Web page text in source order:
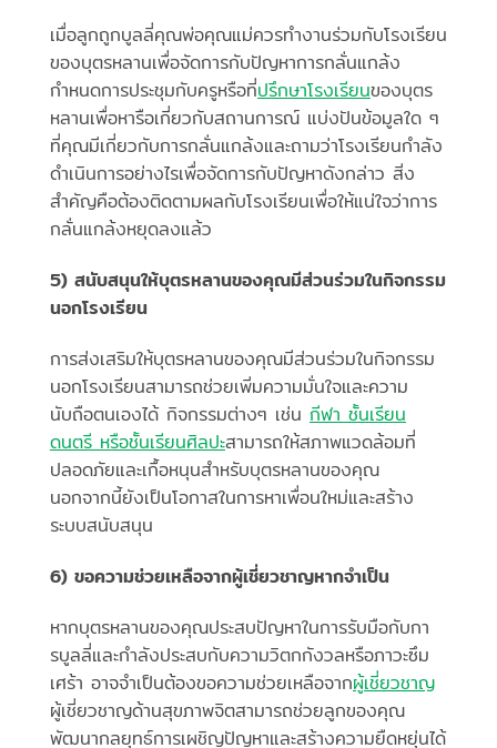
เมื่อลูกถูกบูลลี่คุณพ่อคุณแม่ควรทำงานร่วมกับโรงเรียน
ของบุตรหลานเพื่อจัดการกับปัญหาการกลั่นแกล้ง
กำหนดการประชุมกับครูหรือที่ปรึกษาโรงเรียนของบุตร
หลานเพื่อหารือเกี่ยวกับสถานการณ์ แบ่งปันข้อมูลใด ๆ
ที่คุณมีเกี่ยวกับการกลั่นแกล้งและถามว่าโรงเรียนกำลัง
ดำเนินการอย่างไรเพื่อจัดการกับปัญหาดังกล่าว สิ่ง
สำคัญคือต้องติดตามผลกับโรงเรียนเพื่อให้แน่ใจว่าการ
กลั่นแกล้งหยุดลงแล้ว
5) สนับสนุนให้บุตรหลานของคุณมีส่วนร่วมในกิจกรรม
นอกโรงเรียน
การส่งเสริมให้บุตรหลานของคุณมีส่วนร่วมในกิจกรรม
นอกโรงเรียนสามารถช่วยเพิ่มความมั่นใจและความ
นับถือตนเองได้ กิจกรรมต่างๆ เช่น กีฬา ชั้นเรียน
ดนตรี หรือชั้นเรียนศิลปะสามารถให้สภาพแวดล้อมที่
ปลอดภัยและเกื้อหนุนสำหรับบุตรหลานของคุณ
นอกจากนี้ยังเป็นโอกาสในการหาเพื่อนใหม่และสร้าง
ระบบสนับสนุน
6) ขอความช่วยเหลือจากผู้เชี่ยวชาญหากจำเป็น
หากบุตรหลานของคุณประสบปัญหาในการรับมือกับกา
รบูลลี่และกำลังประสบกับความวิตกกังวลหรือภาวะซึม
เศร้า อาจจำเป็นต้องขอความช่วยเหลือจากผู้เชี่ยวชาญ
ผู้เชี่ยวชาญด้านสุขภาพจิตสามารถช่วยลูกของคุณ
พัฒนากลยุทธ์การเผชิญปัญหาและสร้างความยืดหยุ่นได้